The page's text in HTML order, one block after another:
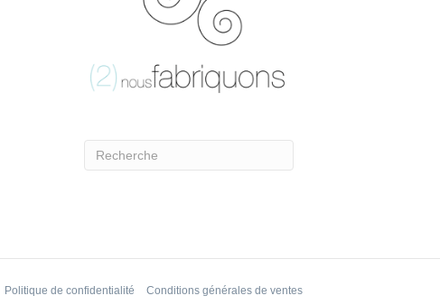
Politique de confidentialité Conditions générales de ventes